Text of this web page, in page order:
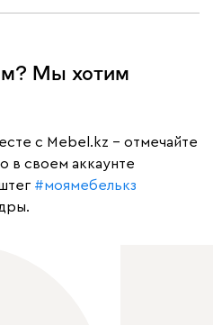
Мы хотим
с Mebel.kz – отмечайте
в своем аккаунте
#моямебелькз